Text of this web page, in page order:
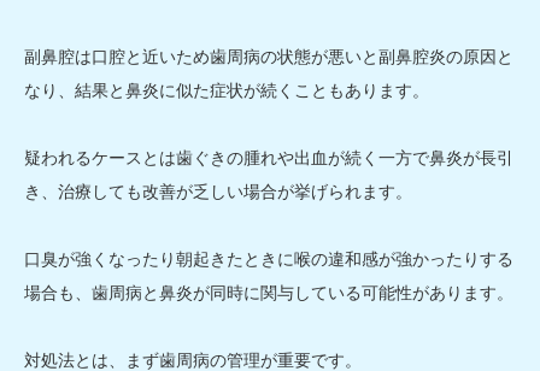
副鼻腔は口腔と近いため歯周病の状態が悪いと副鼻腔炎の原因と
なり、結果と鼻炎に似た症状が続くこともあります。
疑われるケースとは歯ぐきの腫れや出血が続く一方で鼻炎が長引
き、治療しても改善が乏しい場合が挙げられます。
口臭が強くなったり朝起きたときに喉の違和感が強かったりする
場合も、歯周病と鼻炎が同時に関与している可能性があります。
対処法とは、まず歯周病の管理が重要です。